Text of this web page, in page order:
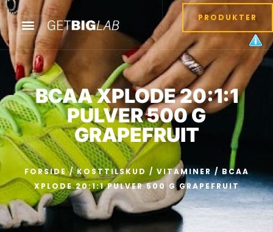
PRODUKTER
BCAA XPLODE 20:1:1
PULVER 500 G
GRAPEFRUIT
FORSIDE/KOSTTILSKUD / VITAMINER/ BCAA
XPLODE 20:1:1 PULVER 500 G GRAPEFRUIT